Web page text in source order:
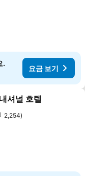
.
요금 보기
추가
셔널 호텔
2,254